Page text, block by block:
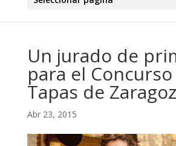
Un jurado de
para el
Tapas de
Abr 23, 2015